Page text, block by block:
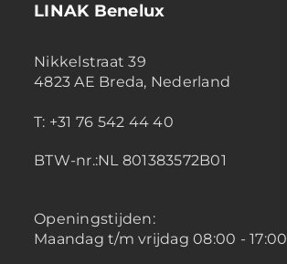
LINAK Benelux
Nikkelstraat 39
4823 AE Breda, Nederland
T: +31 76 542 44 40
BTW-nr.:NL 801383572B01
Openingstijden:
Maandag t/m vrijdag 08:00 - 17:00